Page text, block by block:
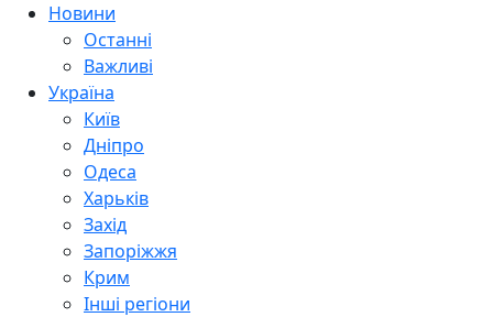
Новини
Останні
Важливі
Україна
Київ
Дніпро
Одеса
Харьків
Захід
Запоріжжя
Крим
Інші регіони